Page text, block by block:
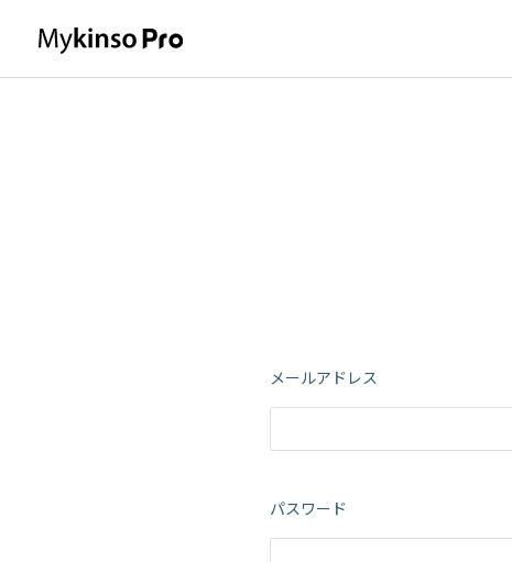
メールアドレス
パスワード